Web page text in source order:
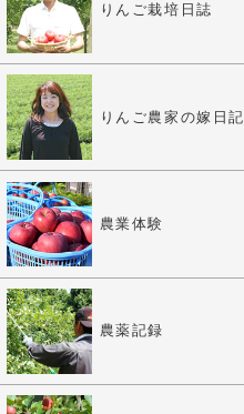
りんご栽培日誌
りんご農家の嫁日記
農業体験
農薬記録